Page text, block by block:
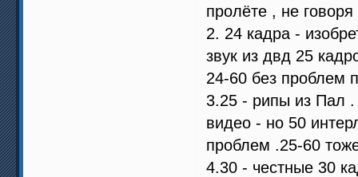
пролёте , не
2. 24 кадра -
звук из двд 25
24-60 без проблем
3.25 - рипы из Пал .
видео - но 50
проблем .25-60
4.30 - честные 30